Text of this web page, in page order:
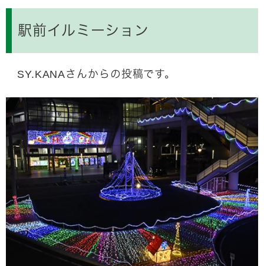
駅前イルミーション
SY.KANAさんからの投稿です。